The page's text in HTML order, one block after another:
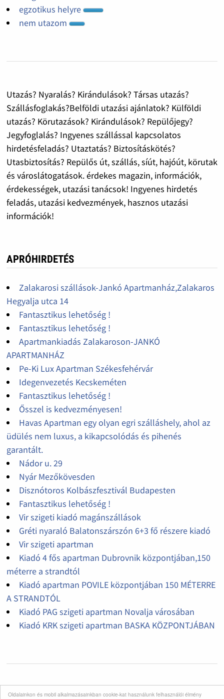
Oldalainkon és mobil alkalmazásainkban cookie-kat használunk felhasználói élmény
egzotikus helyre
nem utazom
Utazás? Nyaralás? Kirándulások? Társas utazás?
Szállásfoglakás?Belföldi utazási ajánlatok? Külföldi
utazás? Körutazások? Kirándulások? Repülőjegy?
Jegyfoglalás? Ingyenes szállással kapcsolatos
hirdetésfeladás? Utaztatás? Biztosításkötés?
Utasbiztosítás? Repülős út, szállás, síút, hajóút, körutak
és városlátogatások. érdekes magazin, információk,
érdekességek, utazási tanácsok! Ingyenes hirdetés
feladás, utazási kedvezmények, hasznos utazási
információk!
APRÓHIRDETÉS
Zalakarosi szállások-Jankó Apartmanház,Zalakaros
Hegyalja utca 14
Fantasztikus lehetőség !
Fantasztikus lehetőség !
Apartmankiadás Zalakaroson-JANKÓ
APARTMANHÁZ
Pe-Ki Lux Apartman Székesfehérvár
Idegenvezetés Kecskeméten
Fantasztikus lehetőség !
Ősszel is kedvezményesen!
Havas Apartman egy olyan egri szálláshely, ahol az
üdülés nem luxus, a kikapcsolódás és pihenés
garantált.
Nádor u. 29
Nyár Mezőkövesden
Disznótoros Kolbászfesztivál Budapesten
Fantasztikus lehetőség !
Vir szigeti kiadó magánszállások
Gréti nyaraló Balatonszárszón 6+3 fő részere kiadó
Vir szigeti apartman
Kiadó 4 fős apartman Dubrovnik központjában,150
méterre a strandtól
Kiadó apartman POVILE központjában 150 MÉTERRE
A STRANDTÓL
Kiadó PAG szigeti apartman Novalja városában
Kiadó KRK szigeti apartman BASKA KÖZPONTJÁBAN